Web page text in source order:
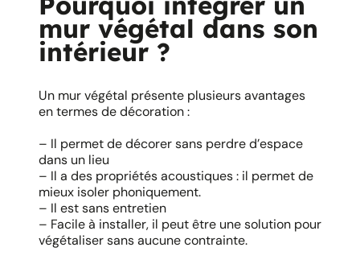
mur végétal dans son
intérieur ?
Un mur végétal présente plusieurs avantages
en termes de décoration :
– Il permet de décorer sans perdre d’espace
dans un lieu
– Il a des propriétés acoustiques : il permet de
mieux isoler phoniquement.
– Il est sans entretien
– Facile à installer, il peut être une solution pour
végétaliser sans aucune contrainte.